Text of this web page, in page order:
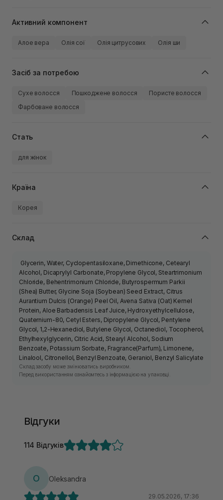
Активний компонент
Алое вера Олія сої Олія цитрусових Олія ши
Засіб за потребою
Сухе волосся Пошкоджене волосся
Пористе волосся
Фарбоване волосся
Стать
для жінок
Країна
Корея
Склад
Glycerin, Water, Cyclopentasiloxane, Dimethicone, Cetearyl
Alcohol, Dicaprylyl Carbonate, Propylene Glycol, Steartrimonium
Chloride, Behentrimonium Chloride, Butyrospermum Parkii
(Shea) Butter, Glycine Soja (Soybean) Seed Extract, Citrus
Aurantium Dulcis (Orange) Peel Oil, Avena Sativa (Oat) Kernel
Protein, Aloe Barbadensis Leaf Juice, Hydroxyethylcellulose,
Quaternium-80, Cetyl Esters, Dipropylene Glycol, Pentylene
Glycol, 1,2-Hexanediol, Butylene Glycol, Octanediol, Tocopherol,
Ethylhexylglycerin, Citric Acid, Stearyl Alcohol, Sodium
Benzoate, Potassium Sorbate, Fragrance(Parfum), Limonene,
Linalool, Citronellol, Benzyl Benzoate, Geraniol, Benzyl Salicylate
Склад засобу може змінюватись виробником.
Перед використанням ознайомтесь з інформацією на упаковці.
Відгуки
114 Відгуків
O Oleksandra
29.05.2026, 17:36